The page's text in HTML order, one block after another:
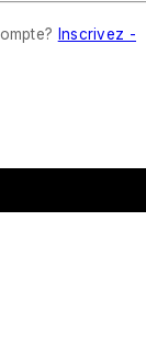
Inscrivez -